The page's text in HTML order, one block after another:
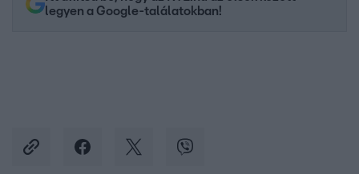
legyen a Google-találatokban!